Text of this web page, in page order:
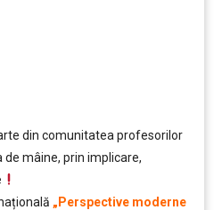
din comunitatea profesorilor
mâine, prin implicare,
„Perspective moderne